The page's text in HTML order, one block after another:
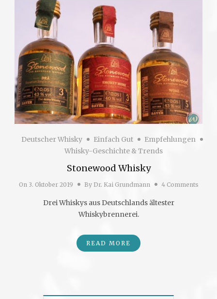
Deutscher Whisky Einfach Gut
Empfehlungen
Whisky-Geschichte & Trends
Stonewood Whisky
On 3. Oktober 2019 By Dr. Kai Grundmann 4 Comments
Drei Whiskys aus Deutschlands ältester
Whiskybrennerei.
READ MORE